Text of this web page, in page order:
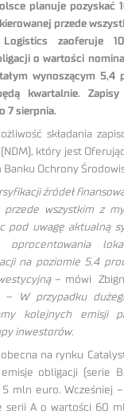
planuje pozyskać
przede
Logistics zaoferuje
o wartości
wynoszącym 5,4
kwartalnie.
7 sierpnia.
składania
który jest
Ochrony
źródeł
wszystkim z
pod uwagę aktualną
oprocentowania
na poziomie 5,4
– mówi
–
W przypadku
kolejnych emisji
inwestorów.
na rynku
obligacji (serie
mln euro. Wcześniej –
serii A o wartości 60